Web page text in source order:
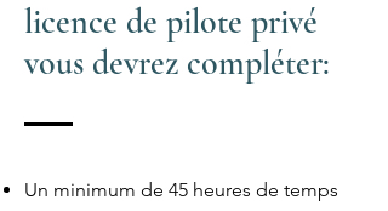
licence de pilote privé
vous devrez compléter:
Un minimum de 45 heures de temps